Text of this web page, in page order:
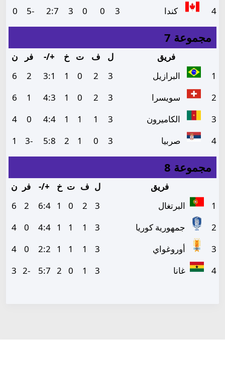
4
كندا 3
0
0
3
2:7
-5
0
مجموعة 7
فريق ل ف ت خ +/- فر
ن
1
البرازيل 3
2
0
1
3:1
2
6
2
سويسرا 3
2
0
1
4:3
1
6
3
الكاميرون 3
1
1
1
4:4
0
4
4
صربيا 3
0
1
2
5:8
-3
1
مجموعة 8
فريق ل ف ت خ +/- فر
ن
1
البرتغال 3
2
0
1
6:4
2
6
2
جمهورية كوريا 3
1
1
1
4:4
0
4
3
أوروغواي 3
1
1
1
2:2
0
4
4
غانا 3
1
0
2
5:7
-2
3